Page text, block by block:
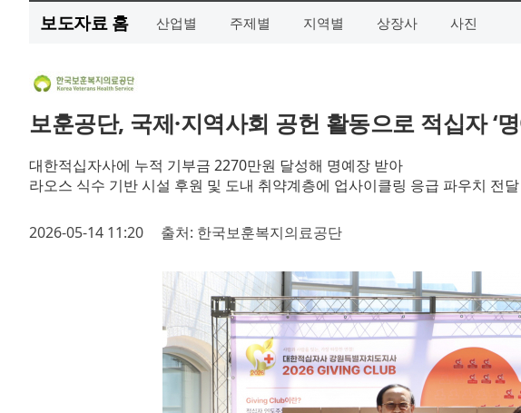
보도자료 홈 산업별 주제별 지역별 상장사 사진
보훈공단, 국제·지역사회 공헌 활동으로 적십자 ‘
대한적십자사에 누적 기부금 2270만원 달성해 명예장 받아
라오스 식수 기반 시설 후원 및 도내 취약계층에 업사이클링 응급 파우치 전달
2026-05-14 11:20 출처: 한국보훈복지의료공단